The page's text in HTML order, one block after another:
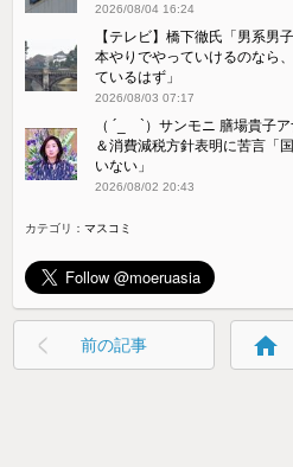
2026/08/04 16:24
【テレビ】橋下徹氏「男系男
本やりでやっていけるのなら
ているはず」
2026/08/03 07:17
（ ´_ゝ`）サンモニ 膳場貴
＆消費減税方針表明に苦言「
いない」
2026/08/02 20:43
カテゴリ：マスコミ
前の記事 home